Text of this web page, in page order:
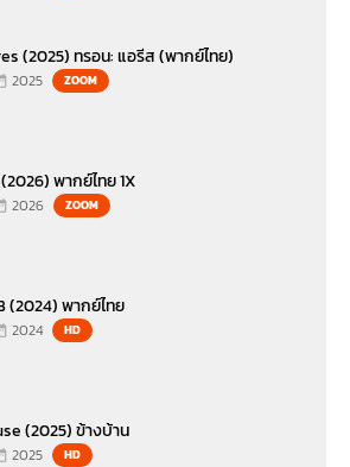
(2025) ทรอน: แอรีส (พากย์ไทย)
2025 ZOOM
พากย์ไทย 1X
2026 ZOOM
(2024) พากย์ไทย
2024 HD
(2025) ข้างบ้าน
2025 HD